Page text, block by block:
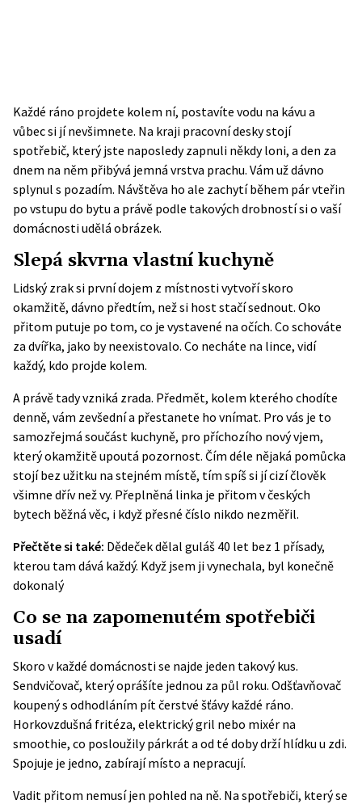
Každé ráno projdete kolem ní, postavíte vodu na kávu a
vůbec si jí nevšimnete. Na kraji pracovní desky stojí
spotřebič, který jste naposledy zapnuli někdy loni, a den za
dnem na něm přibývá jemná vrstva prachu. Vám už dávno
splynul s pozadím. Návštěva ho ale zachytí během pár vteřin
po vstupu do bytu a právě podle takových drobností si o vaší
domácnosti udělá obrázek.
Slepá skvrna vlastní kuchyně
Lidský zrak si první dojem z místnosti vytvoří skoro
okamžitě, dávno předtím, než si host stačí sednout. Oko
přitom putuje po tom, co je vystavené na očích. Co schováte
za dvířka, jako by neexistovalo. Co necháte na lince, vidí
každý, kdo projde kolem.
A právě tady vzniká zrada. Předmět, kolem kterého chodíte
denně, vám zevšední a přestanete ho vnímat. Pro vás je to
samozřejmá součást kuchyně, pro příchozího nový vjem,
který okamžitě upoutá pozornost. Čím déle nějaká pomůcka
stojí bez užitku na stejném místě, tím spíš si jí cizí člověk
všimne dřív než vy. Přeplněná linka je přitom v českých
bytech běžná věc, i když přesné číslo nikdo nezměřil.
Přečtěte si také: Dědeček dělal guláš 40 let bez 1 přísady,
kterou tam dává každý. Když jsem ji vynechala, byl konečně
dokonalý
Co se na zapomenutém spotřebiči
usadí
Skoro v každé domácnosti se najde jeden takový kus.
Sendvičovač, který oprášíte jednou za půl roku. Odšťavňovač
koupený s odhodláním pít čerstvé šťávy každé ráno.
Horkovzdušná fritéza, elektrický gril nebo mixér na
smoothie, co posloužily párkrát a od té doby drží hlídku u zdi.
Spojuje je jedno, zabírají místo a nepracují.
Vadit přitom nemusí jen pohled na ně. Na spotřebiči, který se